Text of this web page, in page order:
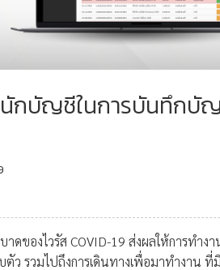
กบัญชีในการบันทึกบัญ
ดของไวรัส COVID-19 ส่งผลให้การทำง
ตัว รวมไปถึงการเดินทางเพื่อมาทำงาน ที่